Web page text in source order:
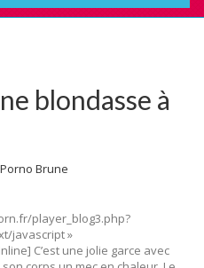
blondasse à
Porno Brune
player_blog3.php?
javascript »
C’est une jolie garce avec